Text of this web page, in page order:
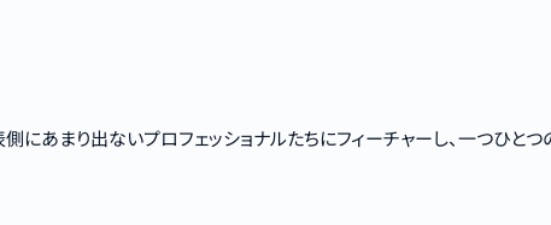
あまり出ないプロフェッショナルたちにフィーチャーし、一つひと